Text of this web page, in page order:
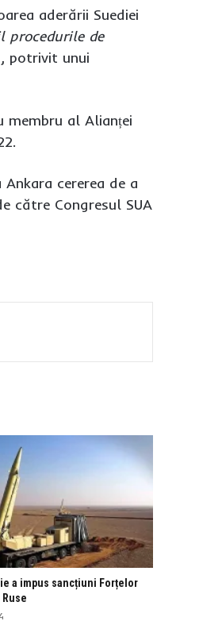
aderării Suediei
procedurile de
potrivit unui
membru al Alianței
cererea de a
către Congresul SUA
a impus sancțiuni Forțelor